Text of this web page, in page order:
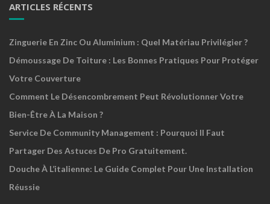
ARTICLES RÉCENTS
Zinguerie En Zinc Ou Aluminium : Quel Matériau Privilégier ?
Démoussage De Toiture : Les Bonnes Pratiques Pour Protéger
Votre Couverture
Comment Le Désencombrement Peut Révolutionner Votre
Bien-Être À La Maison ?
Service De Community Management : Pourquoi Il Faut
Partager Des Astuces De Pro Gratuitement.
Douche À L’italienne: Le Guide Complet Pour Une Installation
Réussie